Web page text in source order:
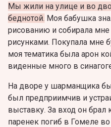
Мы жили на улице и во
беднотой. Моя бабушка
рисованию и собирала
рисунками. Покупала мне
моя тематика была арон
виденные много в
На дворе у шарманщика
был предприимчив и
выставку. За вход он брал
паренек погиб в Гомеле